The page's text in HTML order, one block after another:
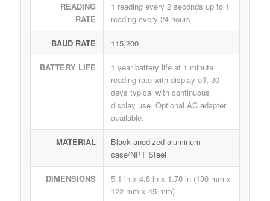
READING
RATE
1 reading every 2 seconds up to 1
reading every 24 hours
BAUD RATE 115,200
BATTERY LIFE
1 year battery life at 1 minute
reading rate with display off, 30
days typical with continuous
display use. Optional AC adapter
available.
MATERIAL
Black anodized aluminum
case/NPT Steel
DIMENSIONS
5.1 in x 4.8 in x 1.78 in (130 mm x
122 mm x 45 mm)